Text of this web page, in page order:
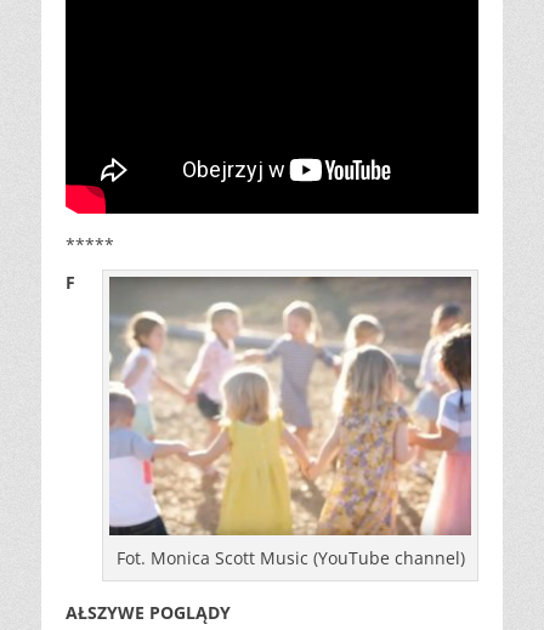
*****
Fot. Monica Scott Music (YouTube channel)
F
AŁSZYWE POGLĄDY